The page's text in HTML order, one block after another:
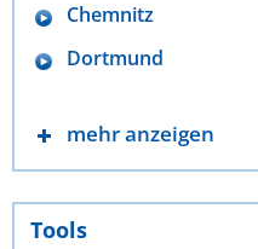
Chemnitz
Dortmund
mehr anzeigen
Tools